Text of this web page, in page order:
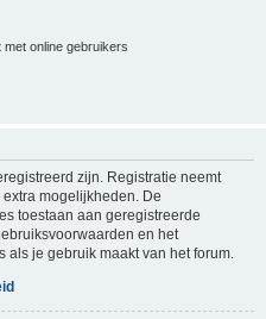
online gebruikers
zijn. Registratie neemt
mogelijkheden. De
toestaan aan geregistreerde
en het
je gebruik maakt van het forum.